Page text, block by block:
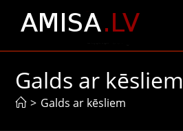
Galds ar kēsliem
> Galds ar kēsliem